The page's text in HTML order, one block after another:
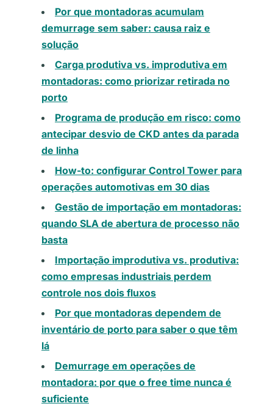
Por que montadoras acumulam
demurrage sem saber: causa raiz e
solução
Carga produtiva vs. improdutiva em
montadoras: como priorizar retirada no
porto
Programa de produção em risco: como
antecipar desvio de CKD antes da parada
de linha
How-to: configurar Control Tower para
operações automotivas em 30 dias
Gestão de importação em montadoras:
quando SLA de abertura de processo não
basta
Importação improdutiva vs. produtiva:
como empresas industriais perdem
controle nos dois fluxos
Por que montadoras dependem de
inventário de porto para saber o que têm
lá
Demurrage em operações de
montadora: por que o free time nunca é
suficiente